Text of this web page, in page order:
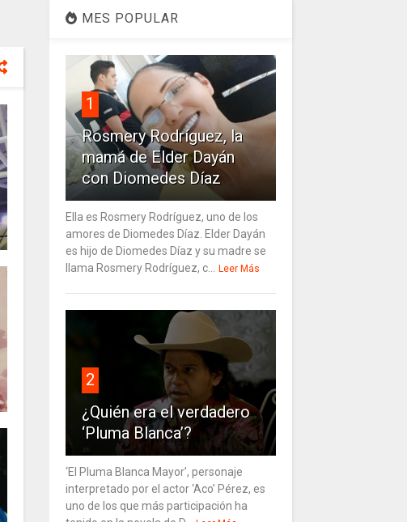
MES POPULAR
1
Rosmery Rodríguez, la
mamá de Elder Dayán
con Diomedes Díaz
Ella es Rosmery Rodríguez, uno de los
amores de Diomedes Díaz. Elder Dayán
es hijo de Diomedes Díaz y su madre se
llama Rosmery Rodríguez, c... Leer Más
2
¿Quién era el verdadero
‘Pluma Blanca’?
‘El Pluma Blanca Mayor’, personaje
interpretado por el actor ‘Aco’ Pérez, es
uno de los que más participación ha